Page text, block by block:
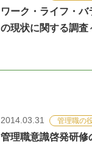
ワーク・ライフ・
の現状に関する調査
2014.03.31 管理職の
管理職意識啓発研修